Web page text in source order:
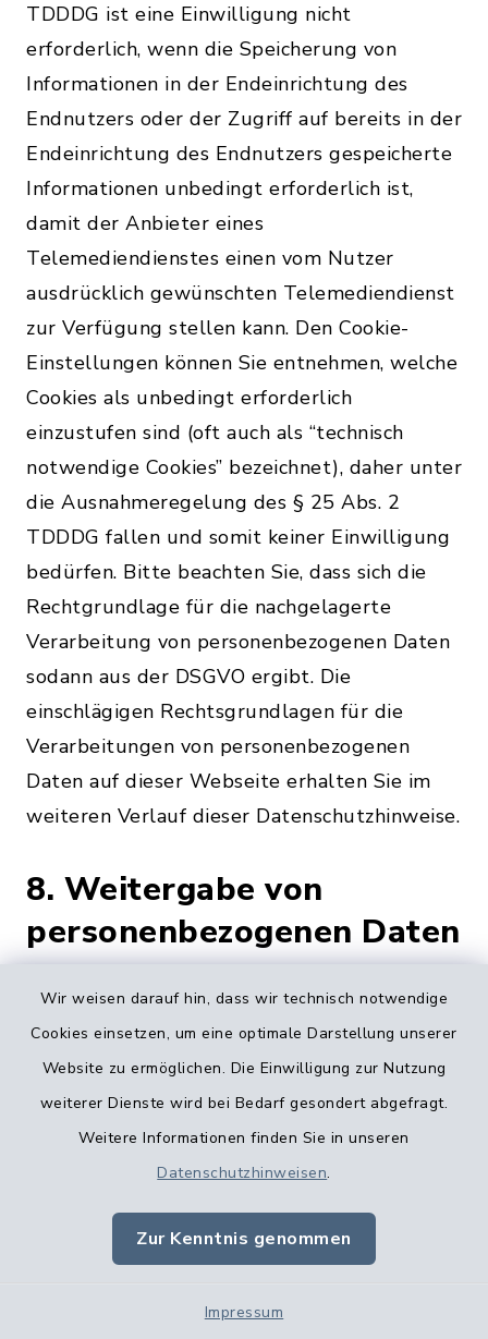
Wir weisen darauf hin, dass wir technisch notwendige
Cookies einsetzen, um eine optimale Darstellung unserer
Website zu ermöglichen. Die Einwilligung zur Nutzung
weiterer Dienste wird bei Bedarf gesondert abgefragt.
Weitere Informationen finden Sie in unseren
Datenschutzhinweisen.
Zur Kenntnis genommen
Impressum
TDDDG ist eine Einwilligung nicht
erforderlich, wenn die Speicherung von
Informationen in der Endeinrichtung des
Endnutzers oder der Zugriff auf bereits in der
Endeinrichtung des Endnutzers gespeicherte
Informationen unbedingt erforderlich ist,
damit der Anbieter eines
Telemediendienstes einen vom Nutzer
ausdrücklich gewünschten Telemediendienst
zur Verfügung stellen kann. Den Cookie-
Einstellungen können Sie entnehmen, welche
Cookies als unbedingt erforderlich
einzustufen sind (oft auch als “technisch
notwendige Cookies” bezeichnet), daher unter
die Ausnahmeregelung des § 25 Abs. 2
TDDDG fallen und somit keiner Einwilligung
bedürfen. Bitte beachten Sie, dass sich die
Rechtgrundlage für die nachgelagerte
Verarbeitung von personenbezogenen Daten
sodann aus der DSGVO ergibt. Die
einschlägigen Rechtsgrundlagen für die
Verarbeitungen von personenbezogenen
Daten auf dieser Webseite erhalten Sie im
weiteren Verlauf dieser Datenschutzhinweise.
8. Weitergabe von
personenbezogenen Daten
Dieser Hinweis gilt für alle durch
Auftragsverarbeitung angebundenen Dienste
oder Möglichkeiten der Einbindung
optionaler Module. Eine gesonderte
Einwilligung wird, sofern eine solche
erforderlich ist, eingeholt.
Eine Übermittlung Ihrer Daten an Dritte zu
anderen als den im Folgenden aufgeführten
Zwecken findet nicht statt.